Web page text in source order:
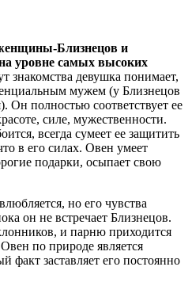
Близнецов и
уровне самых высоких
знакомства девушка понимает,
мужем (у Близнецов
Он полностью соответствует ее
силе, мужественности.
всегда сумеет ее защитить
в его силах. Овен умеет
подарки, осыпает свою
но его чувства
он не встречает Близнецов.
и парню приходится
по природе является
факт заставляет его постоянно